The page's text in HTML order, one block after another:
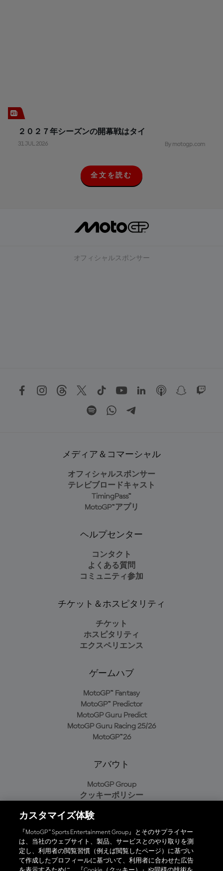
２０２７年シーズンの開幕戦はタイ
31 JUL 2026 By motogp.com
全
文
全文を読む
オフィシャルスポンサー
メディア＆コマーシャル
オフィシャルスポンサー
テレビブロードキャスト
TimingPass™
MotoGP™アプリ
ヘルプセンター
コンタクト
よくある質問
コミュニティ参加
チケット＆ホスピタリティ
チケット
ホスピタリティ
エクスペリエンス
ゲームハブ
MotoGP™ Fantasy
MotoGP™ Predictor
MotoGP Guru Predict
MotoGP Guru Racing 25/26
MotoGP™26
アバウト
MotoGP Group
クッキーポリシー
プライバシーポリシー
購入ポリシー
カスタマイズ体験
『MotoGP™ Sports Entertainment Group』とそのサプライヤー
は、当社のウェブサイト、製品、サービスとのやり取りを測
定し、利用者の閲覧習慣（例えば閲覧したページ）に基づい
て作成したプロフィールに基づいて、利用者に合わせた広告